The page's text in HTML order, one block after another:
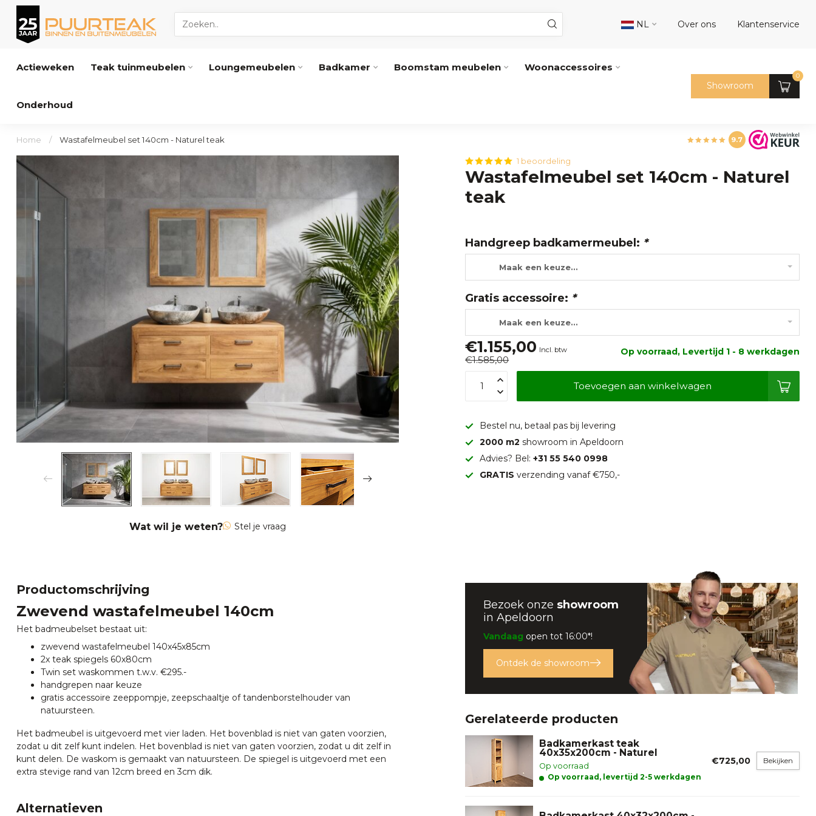
NL Over ons Klantenservice
Actieweken Teak tuinmeubelen Loungemeubelen Badkamer Boomstam meubelen Woonaccessoires
Onderhoud
Showroom
0
Home / Wastafelmeubel set 140cm - Naturel teak 9.7
Wat wil je weten? Stel je vraag
1 beoordeling
Wastafelmeubel set 140cm - Naturel
teak
Handgreep badkamermeubel: *
Maak een keuze...
Gratis accessoire: *
Maak een keuze...
€1.155,00 Incl. btw
€1.585,00
Op voorraad, Levertijd 1 - 8 werkdagen
Toevoegen aan winkelwagen
Bestel nu, betaal pas bij levering
2000 m2showroom in Apeldoorn
Advies? Bel:+31 55 540 0998
GRATIS verzending vanaf €750,-
Productomschrijving
Zwevend wastafelmeubel 140cm
Het badmeubelset bestaat uit:
zwevend wastafelmeubel 140x45x85cm
2x teak spiegels 60x80cm
Twin set waskommen t.w.v. €295.-
handgrepen naar keuze
gratis accessoire zeeppompje, zeepschaaltje of tandenborstelhouder van
natuursteen.
Het badmeubel is uitgevoerd met vier laden. Het bovenblad is niet van gaten voorzien,
zodat u dit zelf kunt indelen. Het bovenblad is niet van gaten voorzien, zodat u dit zelf in
kunt delen. De waskom is gemaakt van natuursteen. De spiegel is uitgevoerd met een
extra stevige rand van 12cm breed en 3cm dik.
Alternatieven
Bezoek onze showroom
in Apeldoorn
Vandaag open tot 16:00*!
Ontdek de showroom
Gerelateerde producten
Badkamerkast teak
40x35x200cm - Naturel
Op voorraad
Op voorraad, levertijd 2-5 werkdagen
€725,00 Bekijken